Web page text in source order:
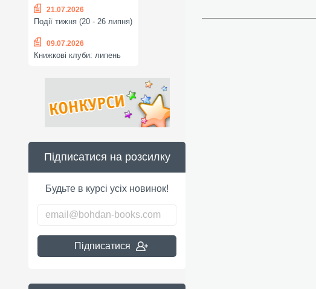
21.07.2026
Події тижня (20 - 26 липня)
09.07.2026
Книжкові клуби: липень
Підписатися на розсилку
Будьте в курсі усіх новинок!
Підписатися